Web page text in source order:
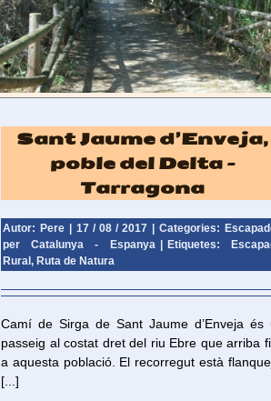
Sant Jaume d’Enveja,
poble del Delta –
Tarragona
Autor: Pere 17 / 08 / 2017 Categories:
per Catalunya - Espanya
Etiquetes:
Rural , Ruta de Natura
Camí de Sirga de Sant Jaume d’Enveja és
passeig al costat dret del riu Ebre que arriba
a aquesta població. El recorregut està
[...]
L’Arboç, la Giralda del Baix Penedès –
Escapades per Catalunya - Espanya